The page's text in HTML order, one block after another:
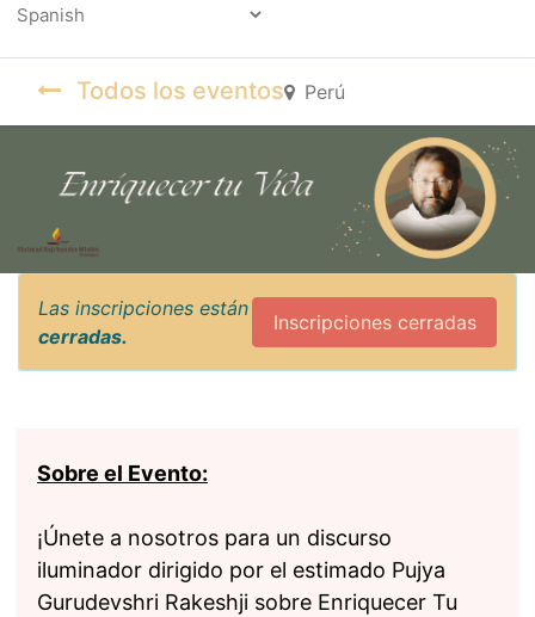
Todos los eventos Perú
Las inscripciones están
cerradas.
Inscripciones cerradas
Sobre el Evento:
¡Únete a nosotros para un discurso
iluminador dirigido por el estimado Pujya
Gurudevshri Rakeshji sobre Enriquecer Tu